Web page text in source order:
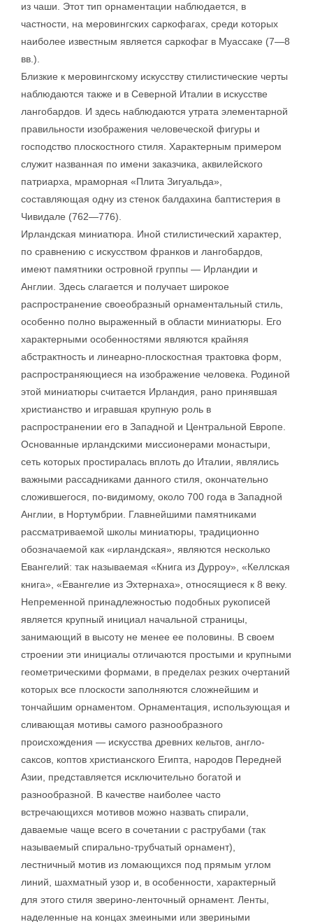
из чаши. Этот тип орнаментации наблюдается, в
частности, на меровингских саркофагах, среди которых
наиболее известным является саркофаг в Муассаке (7—8
вв.).
Близкие к меровингскому искусству стилистические черты
наблюдаются также и в Северной Италии в искусстве
лангобардов. И здесь наблюдаются утрата элементарной
правильности изображения человеческой фигуры и
господство плоскостного стиля. Характерным примером
служит названная по имени заказчика, аквилейского
патриарха, мраморная «Плита Зигуальда»,
составляющая одну из стенок балдахина баптистерия в
Чивидале (762—776).
Ирландская миниатюра. Иной стилистический характер,
по сравнению с искусством франков и лангобардов,
имеют памятники островной группы — Ирландии и
Англии. Здесь слагается и получает широкое
распространение своеобразный орнаментальный стиль,
особенно полно выраженный в области миниатюры. Его
характерными особенностями являются крайняя
абстрактность и линеарно-плоскостная трактовка форм,
распространяющиеся на изображение человека. Родиной
этой миниатюры считается Ирландия, рано принявшая
христианство и игравшая крупную роль в
распространении его в Западной и Центральной Европе.
Основанные ирландскими миссионерами монастыри,
сеть которых простиралась вплоть до Италии, являлись
важными рассадниками данного стиля, окончательно
сложившегося, по-видимому, около 700 года в Западной
Англии, в Нортумбрии. Главнейшими памятниками
рассматриваемой школы миниатюры, традиционно
обозначаемой как «ирландская», являются несколько
Евангелий: так называемая «Книга из Дурроу», «Келлская
книга», «Евангелие из Эхтернаха», относящиеся к 8 веку.
Непременной принадлежностью подобных рукописей
является крупный инициал начальной страницы,
занимающий в высоту не менее ее половины. В своем
строении эти инициалы отличаются простыми и крупными
геометрическими формами, в пределах резких очертаний
которых все плоскости заполняются сложнейшим и
тончайшим орнаментом. Орнаментация, использующая и
сливающая мотивы самого разнообразного
происхождения — искусства древних кельтов, англо-
саксов, коптов христианского Египта, народов Передней
Азии, представляется исключительно богатой и
разнообразной. В качестве наиболее часто
встречающихся мотивов можно назвать спирали,
даваемые чаще всего в сочетании с раструбами (так
называемый спирально-трубчатый орнамент),
лестничный мотив из ломающихся под прямым углом
линий, шахматный узор и, в особенности, характерный
для этого стиля зверино-ленточный орнамент. Ленты,
наделенные на концах змеиными или звериными